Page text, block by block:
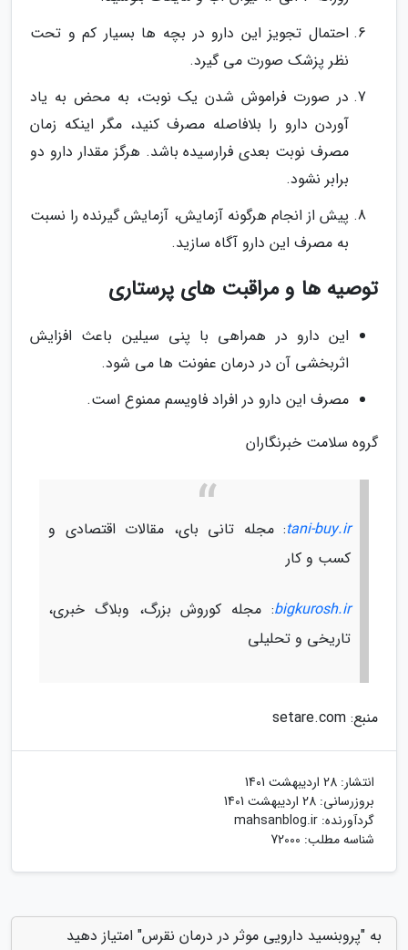
احتمال تجویز این دارو در بچه ها بسیار کم و تحت
نظر پزشک صورت می گیرد.
در صورت فراموش شدن یک نوبت، به محض به یاد
آوردن دارو را بلافاصله مصرف کنید، مگر اینکه زمان
مصرف نوبت بعدی فرارسیده باشد. هرگز مقدار دارو دو
برابر نشود.
پیش از انجام هرگونه آزمایش، آزمایش گیرنده را نسبت
به مصرف این دارو آگاه سازید.
توصیه ها و مراقبت های پرستاری
این دارو در همراهی با پنی سیلین باعث افزایش
اثربخشی آن در درمان عفونت ها می شود.
مصرف این دارو در افراد فاویسم ممنوع است.
گروه سلامت خبرنگاران
tani-buy.ir: مجله تانی بای، مقالات اقتصادی و
کسب و کار
bigkurosh.ir: مجله کوروش بزرگ، وبلاگ خبری،
تاریخی و تحلیلی
منبع: setare.com
انتشار: 28 اردیبهشت 1401
بروزرسانی: 28 اردیبهشت 1401
گردآورنده: mahsanblog.ir
شناسه مطلب: 72000
به "پروبنسید دارویی موثر در درمان نقرس" امتیاز دهید